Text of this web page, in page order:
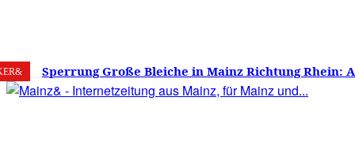
7. August 2026 22 Mainz
Sperrung Große Bleiche in Mainz Richtung Rhein:
verwirrt, Mainzer stinksauer – Haben die Mainzer